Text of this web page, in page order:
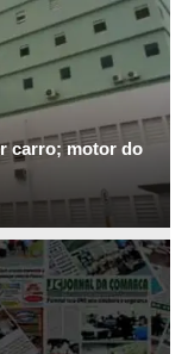
carro; motor do